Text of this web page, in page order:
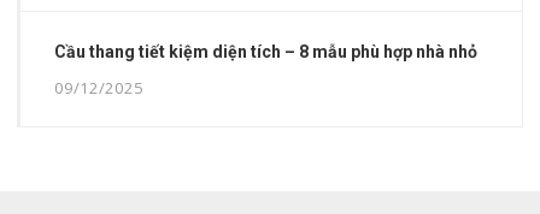
Cầu thang tiết kiệm diện tích – 8 mẫu phù hợp nhà nhỏ
09/12/2025